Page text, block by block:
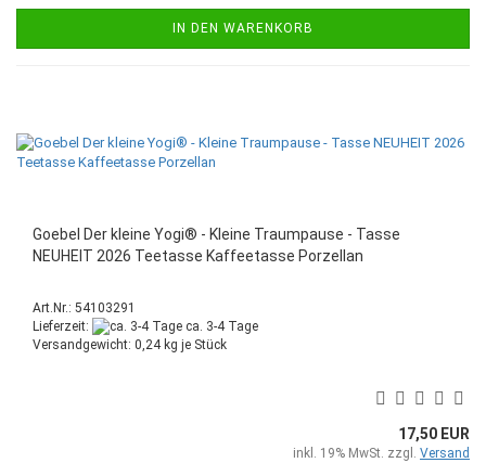
IN DEN WARENKORB
Goebel Der kleine Yogi® - Kleine Traumpause - Tasse
NEUHEIT 2026 Teetasse Kaffeetasse Porzellan
Art.Nr.: 54103291
Lieferzeit:
ca. 3-4 Tage
Versandgewicht: 0,24kg je Stück
17,50 EUR
inkl. 19% MwSt. zzgl. Versand